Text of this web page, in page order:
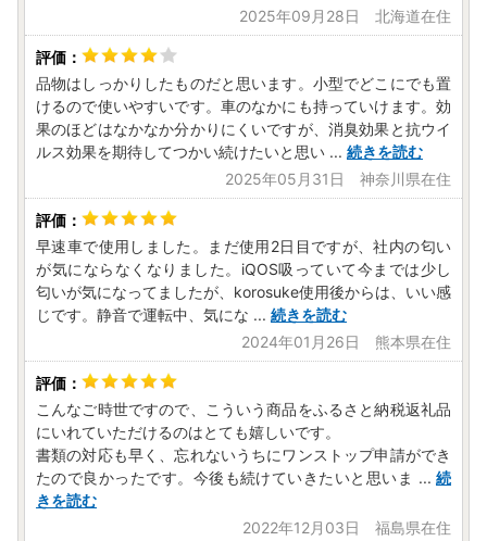
2025年09月28日 北海道在住
品物はしっかりしたものだと思います。小型でどこにでも置
けるので使いやすいです。車のなかにも持っていけます。効
果のほどはなかなか分かりにくいですが、消臭効果と抗ウイ
ルス効果を期待してつかい続けたいと思い ... 続きを読む
2025年05月31日 神奈川県在住
早速車で使用しました。まだ使用2日目ですが、社内の匂い
が気にならなくなりました。iQOS吸っていて今までは少し
匂いが気になってましたが、korosuke使用後からは、いい感
じです。静音で運転中、気にな ... 続きを読む
2024年01月26日 熊本県在住
こんなご時世ですので、こういう商品をふるさと納税返礼品
にいれていただけるのはとても嬉しいです。
書類の対応も早く、忘れないうちにワンストップ申請ができ
たので良かったです。今後も続けていきたいと思いま ... 続
きを読む
2022年12月03日 福島県在住